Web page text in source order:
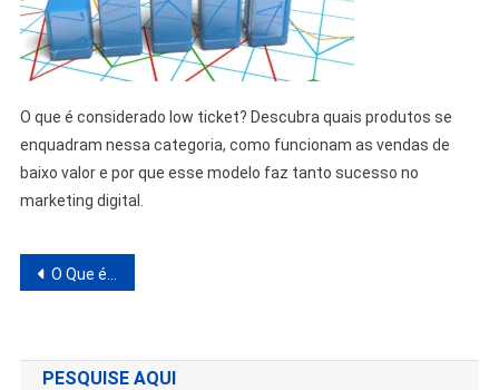
O que é considerado low ticket? Descubra quais produtos se
enquadram nessa categoria, como funcionam as vendas de
baixo valor e por que esse modelo faz tanto sucesso no
marketing digital.
Navegação
Post
O Que é Considerado Low Ticket? Entenda Como Funcionam os Produtos de Baixo Valor no Mercado Digital
PESQUISE AQUI